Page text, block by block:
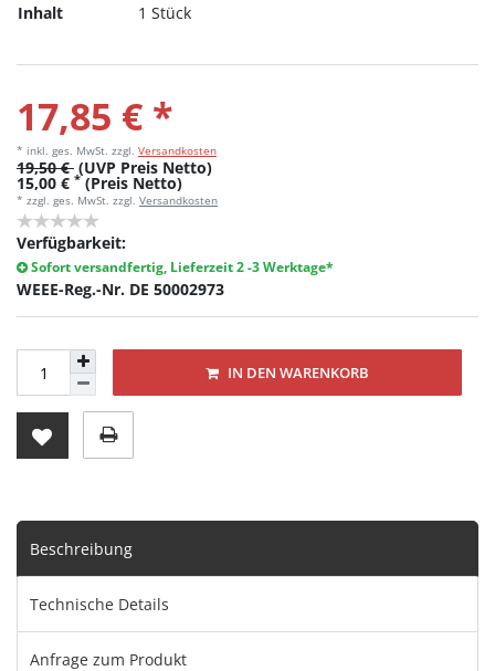
Inhalt
1 Stück
17,85 € *
* inkl. ges. MwSt. zzgl. Versandkosten
19,50 € (UVP Preis Netto)
15,00 € * (Preis Netto)
* zzgl. ges. MwSt. zzgl. Versandkosten
Verfügbarkeit:
Sofort versandfertig, Lieferzeit 2 -3 Werktage*
WEEE-Reg.-Nr. DE 50002973
IN DEN WARENKORB
Beschreibung
Technische Details
Anfrage zum Produkt